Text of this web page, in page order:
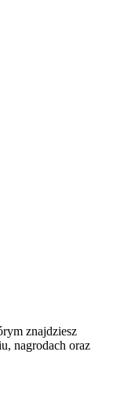
znajdziesz
nagrodach oraz